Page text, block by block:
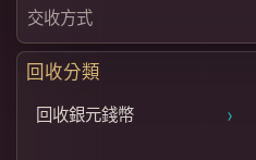
交收方式
回收分類
回收銀元錢幣 ›